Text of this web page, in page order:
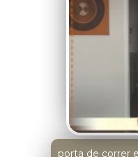
porta de correr